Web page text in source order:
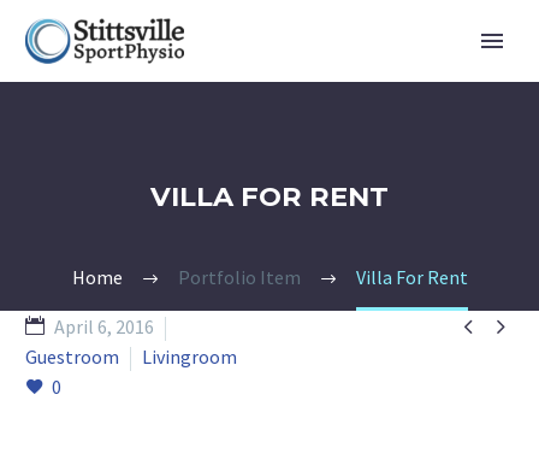
VILLA FOR RENT
Home Portfolio Item Villa For Rent
 
April 6, 2016
Guestroom
Livingroom
0